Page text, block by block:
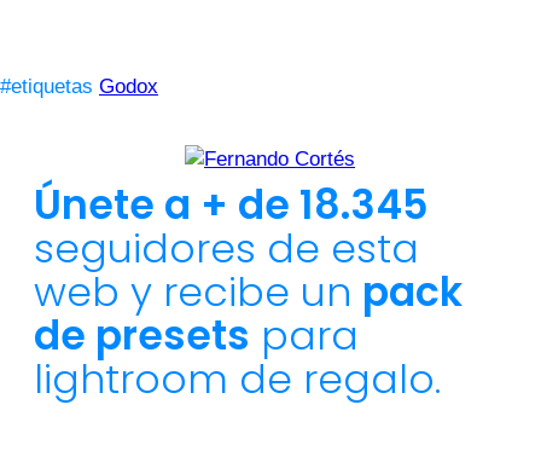
#etiquetas Godox
Únete a + de 18.345
seguidores de esta
web y recibe un pack
de presets para
lightroom de regalo.